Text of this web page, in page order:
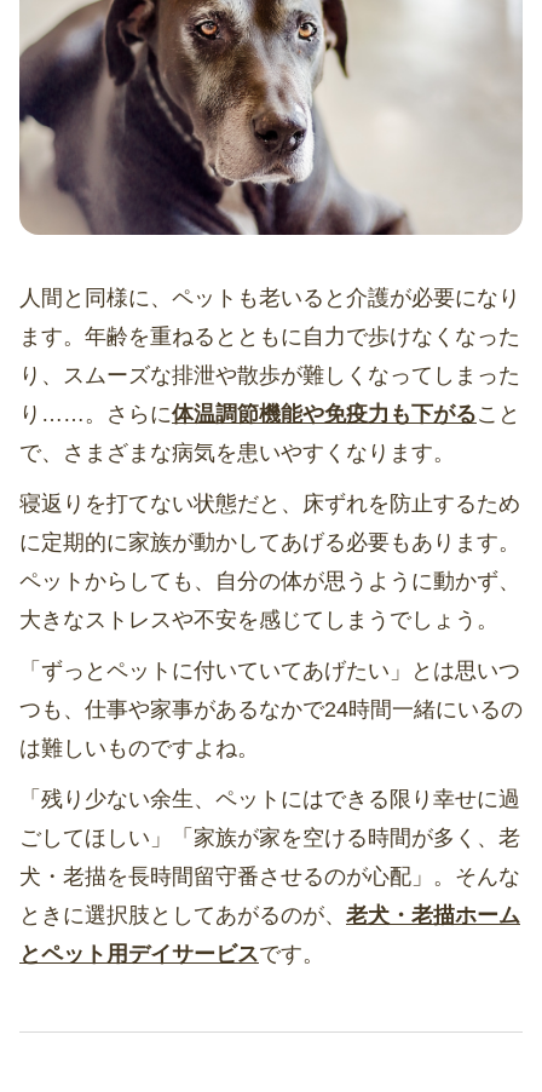
人間と同様に、ペットも老いると介護が必要になり
ます。年齢を重ねるとともに自力で歩けなくなった
り、スムーズな排泄や散歩が難しくなってしまった
り……。さらに体温調節機能や免疫力も下がること
で、さまざまな病気を患いやすくなります。
寝返りを打てない状態だと、床ずれを防止するため
に定期的に家族が動かしてあげる必要もあります。
ペットからしても、自分の体が思うように動かず、
大きなストレスや不安を感じてしまうでしょう。
「ずっとペットに付いていてあげたい」とは思いつ
つも、仕事や家事があるなかで24時間一緒にいるの
は難しいものですよね。
「残り少ない余生、ペットにはできる限り幸せに過
ごしてほしい」「家族が家を空ける時間が多く、老
犬・老描を長時間留守番させるのが心配」。そんな
ときに選択肢としてあがるのが、 老犬・老描ホーム
とペット用デイサービスです。